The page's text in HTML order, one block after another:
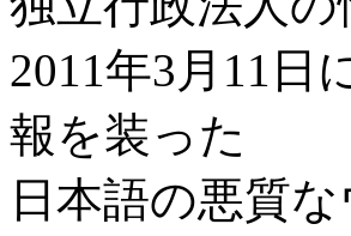
2011年3月11日
報を装った
日本語の悪質